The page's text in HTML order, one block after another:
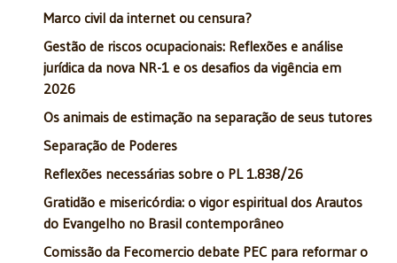
Marco civil da internet ou censura?
Gestão de riscos ocupacionais: Reflexões e análise
jurídica da nova NR-1 e os desafios da vigência em
2026
Os animais de estimação na separação de seus tutores
Separação de Poderes
Reflexões necessárias sobre o PL 1.838/26
Gratidão e misericórdia: o vigor espiritual dos Arautos
do Evangelho no Brasil contemporâneo
Comissão da Fecomercio debate PEC para reformar o